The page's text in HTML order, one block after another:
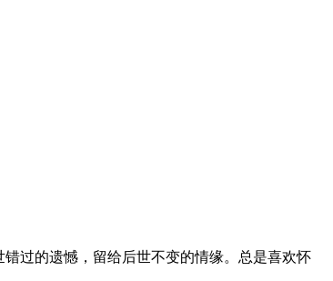
过的遗憾，留给后世不变的情缘。总是喜欢怀